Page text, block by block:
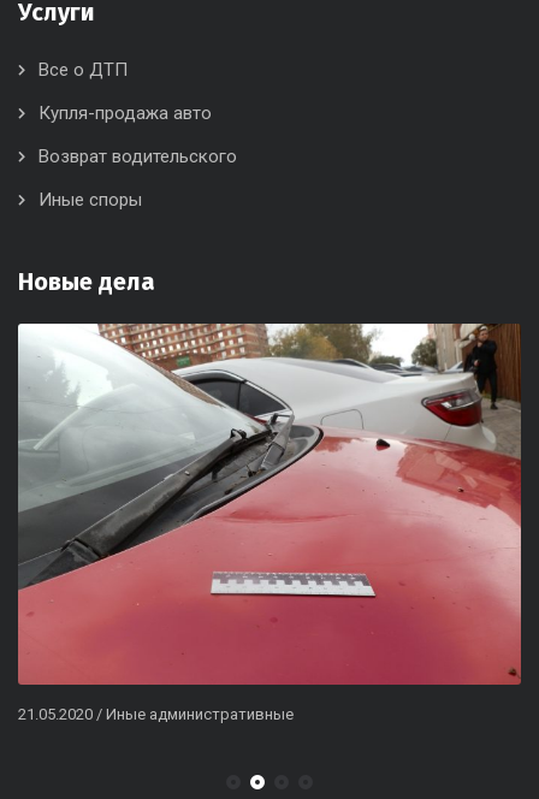
Услуги
Все о ДТП
Купля-продажа авто
Возврат водительского
Иные споры
Новые дела
21.05.2020 / Иные административные